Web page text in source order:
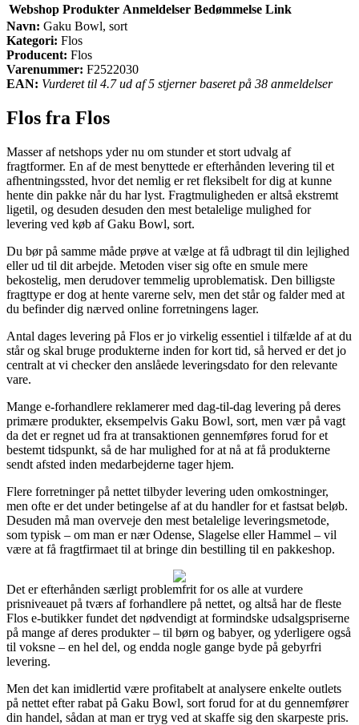
Webshop Produkter Anmeldelser Bedømmelse Link
Navn: Gaku Bowl, sort
Kategori: Flos
Producent: Flos
Varenummer: F2522030
EAN: Vurderet til 4.7 ud af 5 stjerner baseret på 38 anmeldelser
Flos fra Flos
Masser af netshops yder nu om stunder et stort udvalg af
fragtformer. En af de mest benyttede er efterhånden levering til et
afhentningssted, hvor det nemlig er ret fleksibelt for dig at kunne
hente din pakke når du har lyst. Fragtmuligheden er altså ekstremt
ligetil, og desuden desuden den mest betalelige mulighed for
levering ved køb af Gaku Bowl, sort.
Du bør på samme måde prøve at vælge at få udbragt til din lejlighed
eller ud til dit arbejde. Metoden viser sig ofte en smule mere
bekostelig, men derudover temmelig uproblematisk. Den billigste
fragttype er dog at hente varerne selv, men det står og falder med at
du befinder dig nærved online forretningens lager.
Antal dages levering på Flos er jo virkelig essentiel i tilfælde af at du
står og skal bruge produkterne inden for kort tid, så herved er det jo
centralt at vi checker den anslåede leveringsdato for den relevante
vare.
Mange e-forhandlere reklamerer med dag-til-dag levering på deres
primære produkter, eksempelvis Gaku Bowl, sort, men vær på vagt
da det er regnet ud fra at transaktionen gennemføres forud for et
bestemt tidspunkt, så de har mulighed for at nå at få produkterne
sendt afsted inden medarbejderne tager hjem.
Flere forretninger på nettet tilbyder levering uden omkostninger,
men ofte er det under betingelse af at du handler for et fastsat beløb.
Desuden må man overveje den mest betalelige leveringsmetode,
som typisk – om man er nær Odense, Slagelse eller Hammel – vil
være at få fragtfirmaet til at bringe din bestilling til en pakkeshop.
Det er efterhånden særligt problemfrit for os alle at vurdere
prisniveauet på tværs af forhandlere på nettet, og altså har de fleste
Flos e-butikker fundet det nødvendigt at formindske udsalgspriserne
på mange af deres produkter – til børn og babyer, og yderligere også
til voksne – en hel del, og endda nogle gange byde på gebyrfri
levering.
Men det kan imidlertid være profitabelt at analysere enkelte outlets
på nettet efter rabat på Gaku Bowl, sort forud for at du gennemfører
din handel, sådan at man er tryg ved at skaffe sig den skarpeste pris.